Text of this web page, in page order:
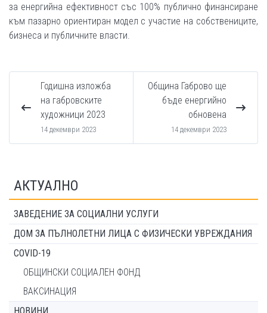
за енергийна ефективност със 100% публично финансиране
към пазарно ориентиран модел с участие на собствениците,
бизнеса и публичните власти.
Годишна изложба
на габровските
художници 2023
14 декември 2023
Община Габрово ще
бъде енергийно
обновена
14 декември 2023
АКТУАЛНО
ЗАВЕДЕНИЕ ЗА СОЦИАЛНИ УСЛУГИ
ДОМ ЗА ПЪЛНОЛЕТНИ ЛИЦА С ФИЗИЧЕСКИ УВРЕЖДАНИЯ
COVID-19
ОБЩИНСКИ СОЦИАЛЕН ФОНД
ВАКСИНАЦИЯ